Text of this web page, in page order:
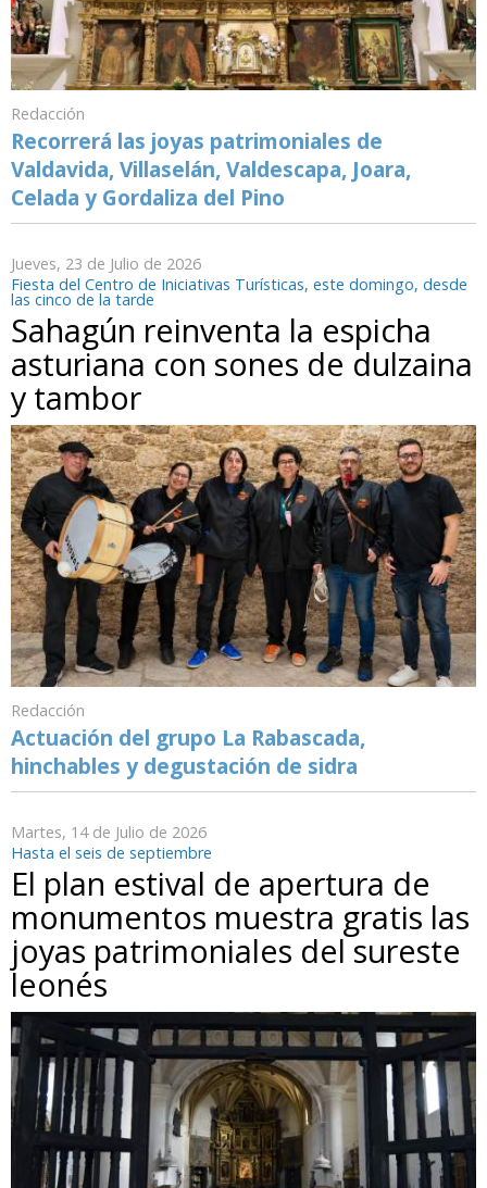
Redacción
Recorrerá las joyas patrimoniales de
Valdavida, Villaselán, Valdescapa, Joara,
Celada y Gordaliza del Pino
Jueves, 23 de Julio de 2026
Fiesta del Centro de Iniciativas Turísticas, este domingo, desde
las cinco de la tarde
Sahagún reinventa la espicha
asturiana con sones de dulzaina
y tambor
Redacción
Actuación del grupo La Rabascada,
hinchables y degustación de sidra
Martes, 14 de Julio de 2026
Hasta el seis de septiembre
El plan estival de apertura de
monumentos muestra gratis las
joyas patrimoniales del sureste
leonés